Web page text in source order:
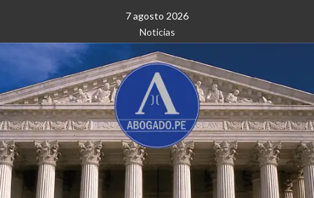
contenido
7 agosto 2026
Noticias